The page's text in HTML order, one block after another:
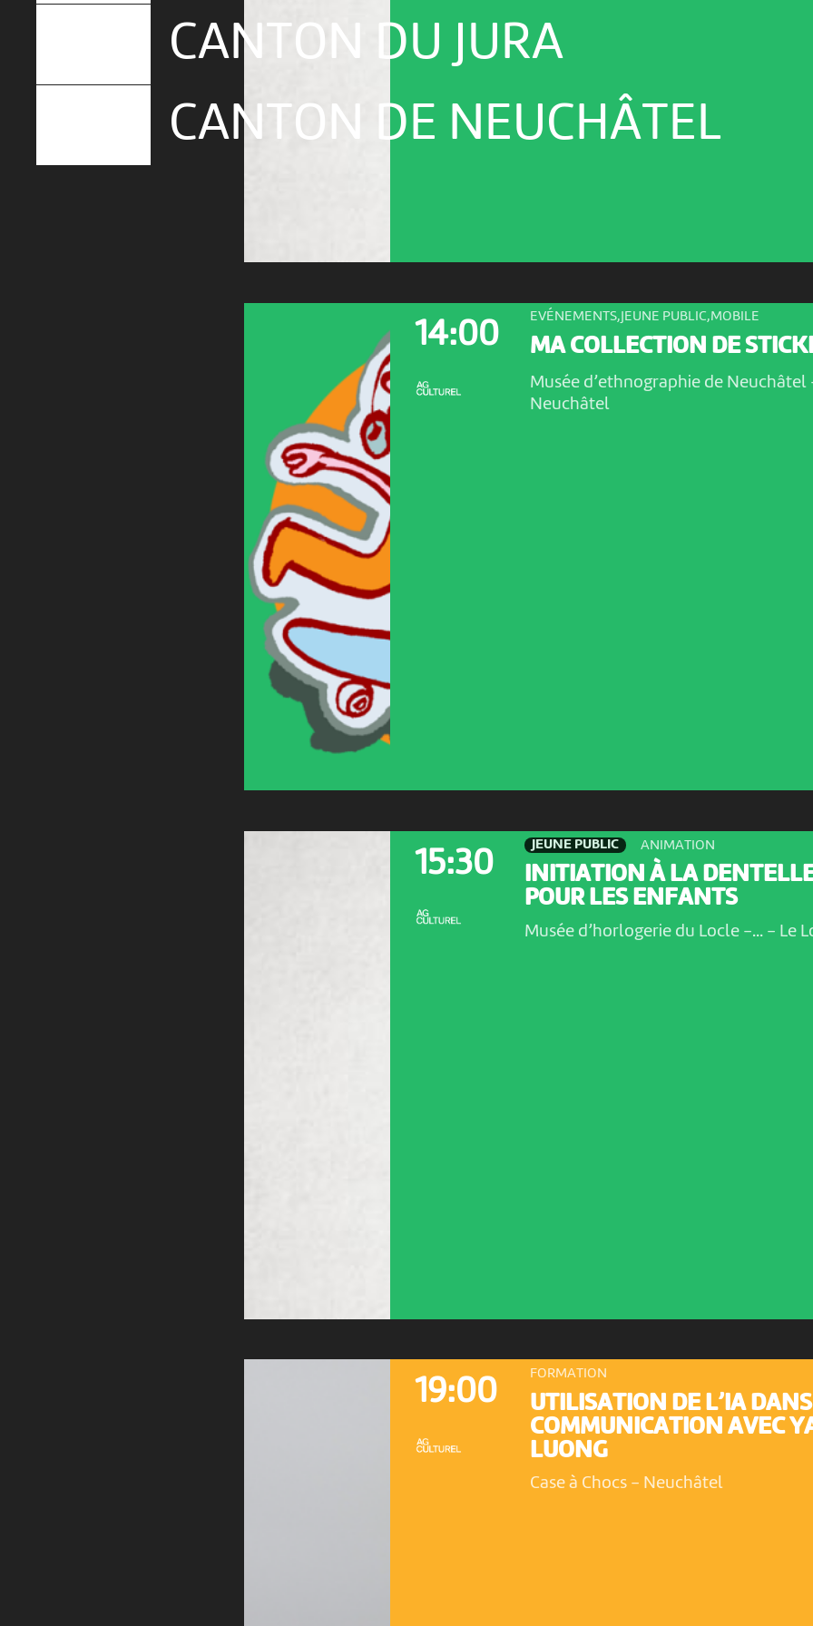
CANTON DU JURA
CANTON DE NEUCHÂTEL
14:00 EVÉNEMENTS,JEUNE PUBLIC,MOBILE
MA COLLECTION DE
Musée d’ethnographie de Neuchâtel
Neuchâtel
15:30
JEUNE PUBLIC ANIMATION
INITIATION À LA
POUR LES ENFANTS
Musée d’horlogerie du Locle -... - Le
19:00 FORMATION
UTILISATION DE L’IA
COMMUNICATION AVEC
LUONG
Case à Chocs - Neuchâtel